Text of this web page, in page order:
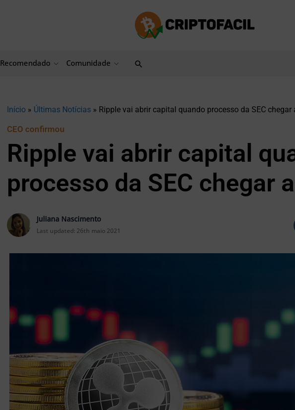
Recomendado Comunidade Pesquisar
Início » Últimas Notícias » Ripple vai abrir capital quando processo da SEC chegar
CEO confirmou
Ripple vai abrir capital
processo da SEC chegar
Juliana Nascimento
Last updated: 26th maio 2021